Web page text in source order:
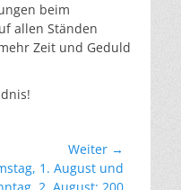
beim
allen Ständen
Zeit und Geduld
Weiter →
1. August und